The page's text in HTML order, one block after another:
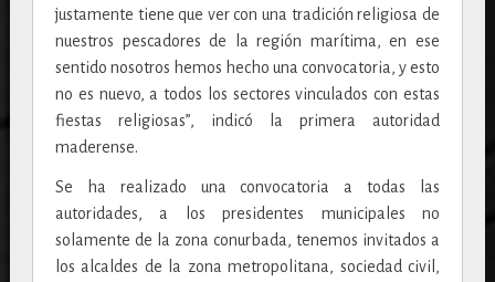
justamente tiene que ver con una tradición religiosa de
nuestros pescadores de la región marítima, en ese
sentido nosotros hemos hecho una convocatoria, y esto
no es nuevo, a todos los sectores vinculados con estas
fiestas religiosas”, indicó la primera autoridad
maderense.
Se ha realizado una convocatoria a todas las
autoridades, a los presidentes municipales no
solamente de la zona conurbada, tenemos invitados a
los alcaldes de la zona metropolitana, sociedad civil,